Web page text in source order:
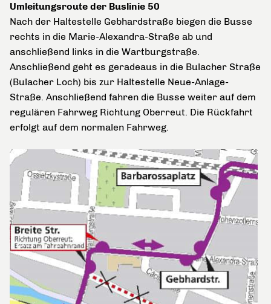
Umleitungsroute der Buslinie 50
Nach der Haltestelle Gebhardstraße biegen die Busse
rechts in die Marie-Alexandra-Straße ab und
anschließend links in die Wartburgstraße.
Anschließend geht es geradeaus in die Bulacher Straße
(Bulacher Loch) bis zur Haltestelle Neue-Anlage-
Straße. Anschließend fahren die Busse weiter auf dem
regulären Fahrweg Richtung Oberreut. Die Rückfahrt
erfolgt auf dem normalen Fahrweg.